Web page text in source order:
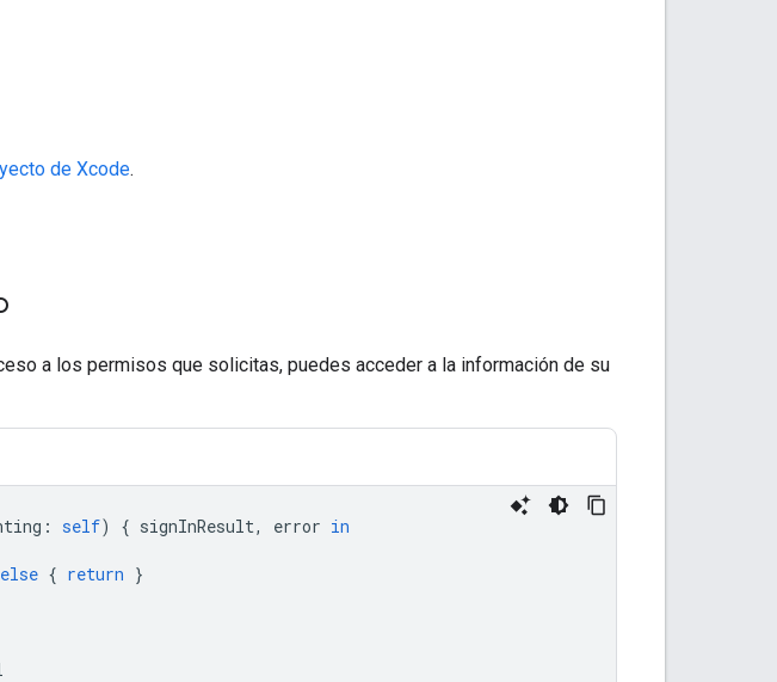
de Xcode.
a los permisos que solicitas, puedes acceder a la información de su
: self) { signInResult, error in
else { return }